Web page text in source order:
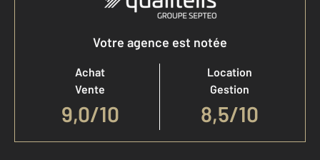
Votre agence est notée
Achat
Vente
9,0/10
Location
Gestion
8,5/10